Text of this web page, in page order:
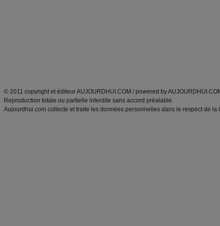
© 2011 copyright et éditeur AUJOURDHUI.COM / powered by
Reproduction totale ou partielle interdite sans accord préalable.
Aujourdhui.com collecte et traite les données personnelles dans le respect de